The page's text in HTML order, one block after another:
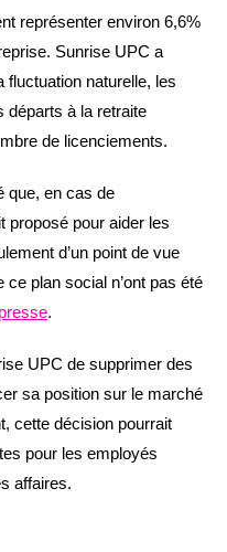
représenter environ 6,6%
Sunrise UPC a
fluctuation naturelle, les
départs à la retraite
de licenciements.
que, en cas de
proposé pour aider les
d’un point de vue
plan social n’ont pas été
.
UPC de supprimer des
sa position sur le marché
cette décision pourrait
pour les employés
affaires.